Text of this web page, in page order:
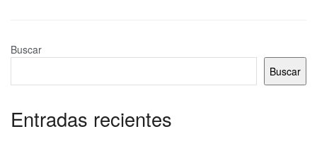
Buscar
Buscar
Entradas recientes